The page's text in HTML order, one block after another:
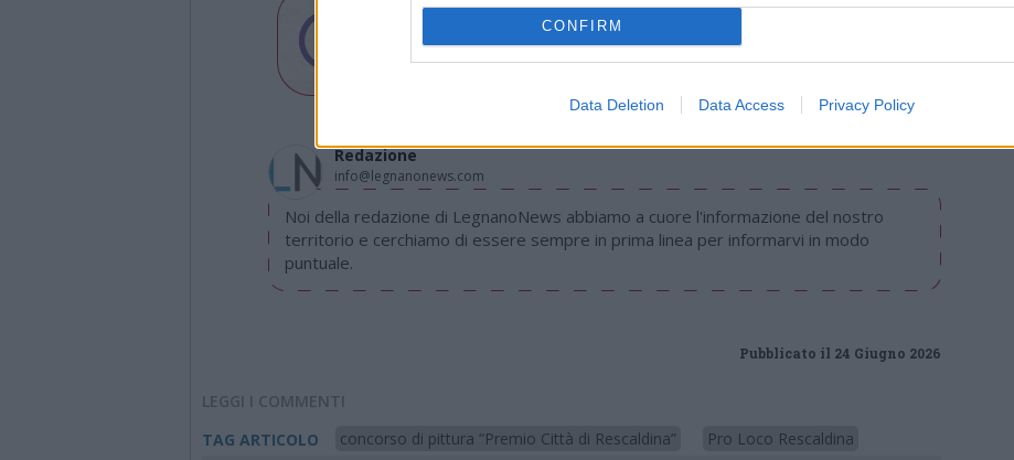
CONFIRM
Data Deletion Data Access Privacy Policy
Via Confalonieri, 5
Tutti gli eventi
diagosto
Redazione
info@legnanonews.com
Noi della redazione di LegnanoNews abbiamo a cuore l'informazione del nostro
territorio e cerchiamo di essere sempre in prima linea per informarvi in modo
puntuale.
Pubblicato il 24 Giugno 2026
LEGGI I COMMENTI
TAG ARTICOLO
concorso di pittura “Premio Città di Rescaldina”
Pro Loco Rescaldina